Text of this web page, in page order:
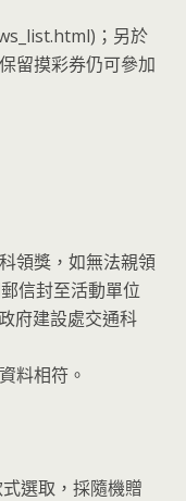
；另於
留摸彩券仍可參加
領獎，如無法親領
信封至活動單位
府建設處交通科
料相符。
選取，採隨機贈